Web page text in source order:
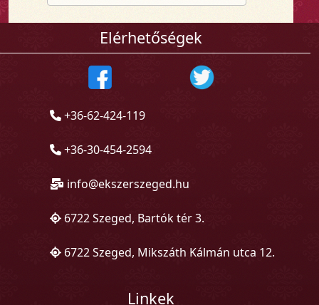
Elérhetőségek
+36-62-424-119
+36-30-454-2594
info@ekszerszeged.hu
6722 Szeged, Bartók tér 3.
6722 Szeged, Mikszáth Kálmán utca 12.
Linkek